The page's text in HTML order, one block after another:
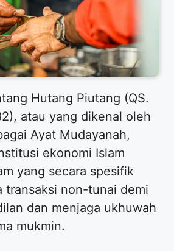
Hutang Piutang (QS.
atau yang dikenal oleh
Ayat Mudayanah,
ekonomi Islam
yang secara spesifik
transaksi non-tunai demi
dan menjaga ukhuwah
mukmin.